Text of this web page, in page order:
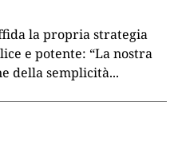
la propria strategia
e potente: “La nostra
della semplicità...